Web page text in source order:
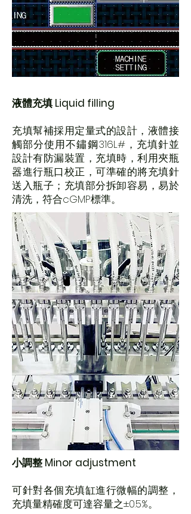
液體充填 Liquid filling
充填幫補採用定量式的設計，液體接
觸部分使用不鏽鋼316L#，充填針並
設計有防漏裝置，充填時，利用夾瓶
器進行瓶口校正，可準確的將充填針
送入瓶子；充填部分拆卸容易，易於
清洗，符合cGMP標準。
小調整 Minor adjustment
可針對各個充填缸進行微幅的調整，
充填量精確度可達容量之±0.5%。​